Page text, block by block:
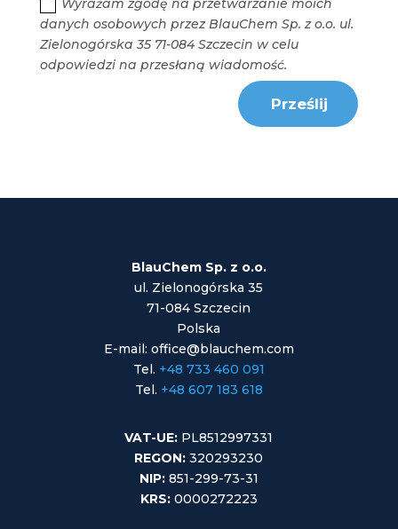
Wyrażam zgodę na przetwarzanie moich
danych osobowych przez BlauChem Sp. z o.o. ul.
Zielonogórska 35 71-084 Szczecin w celu
odpowiedzi na przesłaną wiadomość.
Prześlij
BlauChem Sp. z o.o.
ul. Zielonogórska 35
71-084 Szczecin
Polska
E-mail: office@blauchem.com
Tel. +48 733 460 091
Tel. +48 607 183 618
VAT-UE: PL8512997331
REGON: 320293230
NIP:851-299-73-31
KRS:0000272223